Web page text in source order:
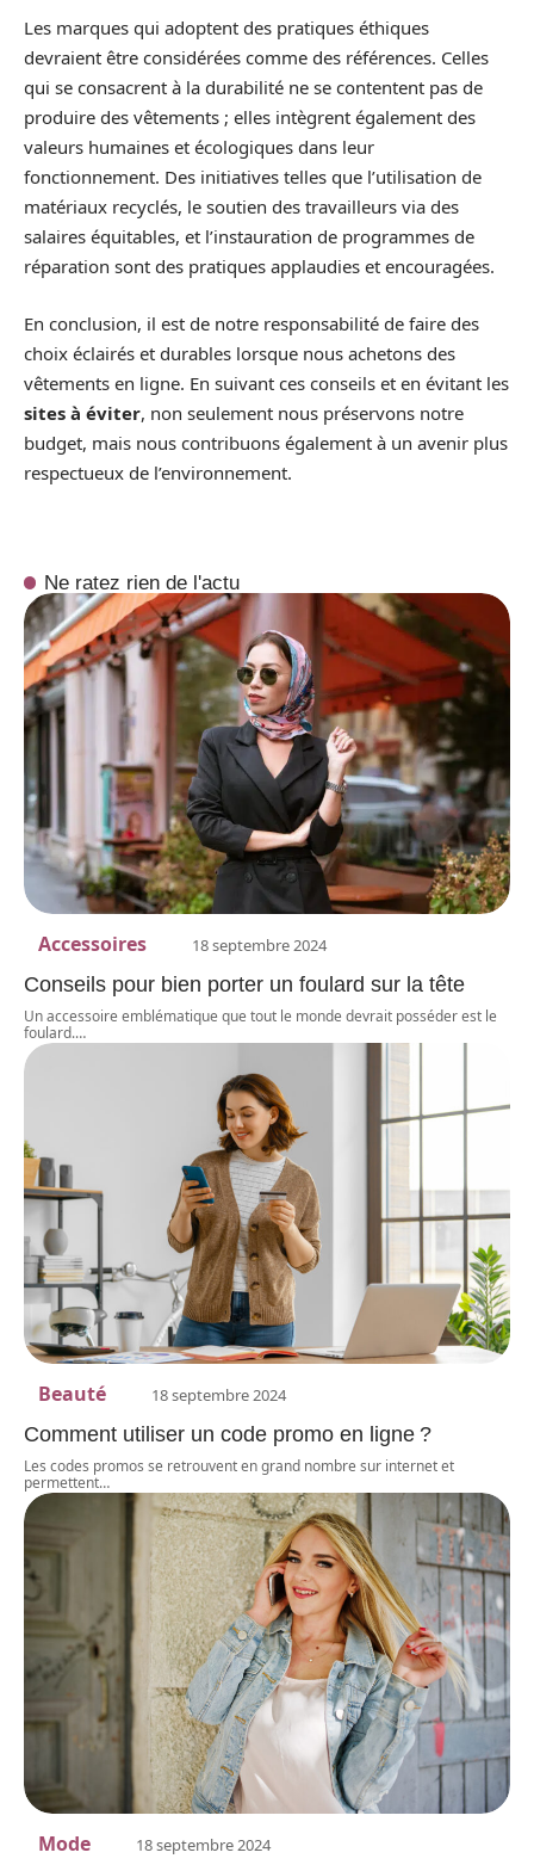
Les marques qui adoptent des pratiques éthiques
devraient être considérées comme des références. Celles
qui se consacrent à la durabilité ne se contentent pas de
produire des vêtements ; elles intègrent également des
valeurs humaines et écologiques dans leur
fonctionnement. Des initiatives telles que l’utilisation de
matériaux recyclés, le soutien des travailleurs via des
salaires équitables, et l’instauration de programmes de
réparation sont des pratiques applaudies et encouragées.
En conclusion, il est de notre responsabilité de faire des
choix éclairés et durables lorsque nous achetons des
vêtements en ligne. En suivant ces conseils et en évitant les
sites à éviter, non seulement nous préservons notre
budget, mais nous contribuons également à un avenir plus
respectueux de l’environnement.
Ne ratez rien de l'actu
Accessoires 18 septembre 2024
Conseils pour bien porter un foulard sur la tête
Un accessoire emblématique que tout le monde devrait posséder est le
foulard.…
Beauté 18 septembre 2024
Comment utiliser un code promo en ligne ?
Les codes promos se retrouvent en grand nombre sur internet et
permettent…
Mode 18 septembre 2024